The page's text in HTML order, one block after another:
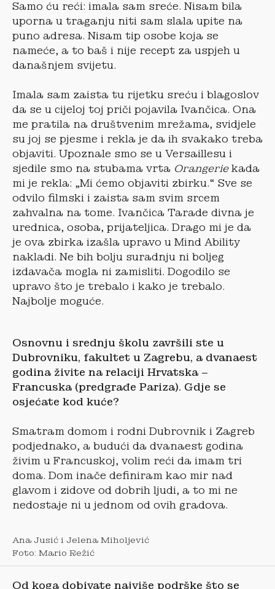
Samo ću reći: imala sam sreće. Nisam bila
uporna u traganju niti sam slala upite na
puno adresa. Nisam tip osobe koja se
nameće, a to baš i nije recept za uspjeh u
današnjem svijetu.
Imala sam zaista tu rijetku sreću i blagoslov
da se u cijeloj toj priči pojavila Ivančica. Ona
me pratila na društvenim mrežama, svidjele
su joj se pjesme i rekla je da ih svakako treba
objaviti. Upoznale smo se u Versaillesu i
sjedile smo na stubama vrta Orangeriekada
mi je rekla: „Mi ćemo objaviti zbirku.“ Sve se
odvilo filmski i zaista sam svim srcem
zahvalna na tome. Ivančica Tarade divna je
urednica, osoba, prijateljica. Drago mi je da
je ova zbirka izašla upravo u Mind Ability
nakladi. Ne bih bolju suradnju ni boljeg
izdavača mogla ni zamisliti. Dogodilo se
upravo što je trebalo i kako je trebalo.
Najbolje moguće.
Osnovnu i srednju školu završili ste u
Dubrovniku, fakultet u Zagrebu, a dvanaest
godina živite na relaciji Hrvatska –
Francuska (predgrađe Pariza). Gdje se
osjećate kod kuće?
Smatram domom i rodni Dubrovnik i Zagreb
podjednako, a budući da dvanaest godina
živim u Francuskoj, volim reći da imam tri
doma. Dom inače definiram kao mir nad
glavom i zidove od dobrih ljudi, a to mi ne
nedostaje ni u jednom od ovih gradova.
Ana Jusić i Jelena Miholjević
Foto: Mario Režić
Od koga dobivate najviše podrške što se